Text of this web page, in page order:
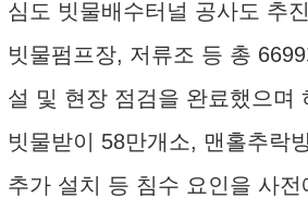
심도 빗물배수터널 공사도 추
빗물펌프장, 저류조 등 총
설 및 현장 점검을 완료했으며
빗물받이 58만개소, 맨홀추락
추가 설치 등 침수 요인을 사전